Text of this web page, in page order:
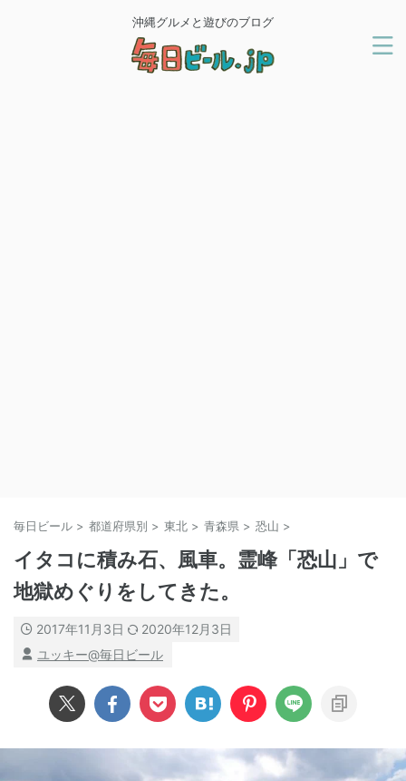
沖縄グルメと遊びのブログ
毎日ビール > 都道府県別 > 東北 > 青森県 > 恐山 >
イタコに積み石、風車。霊峰「恐山」で
地獄めぐりをしてきた。
2017年11月3日
2020年12月3日
ユッキー@毎日ビール